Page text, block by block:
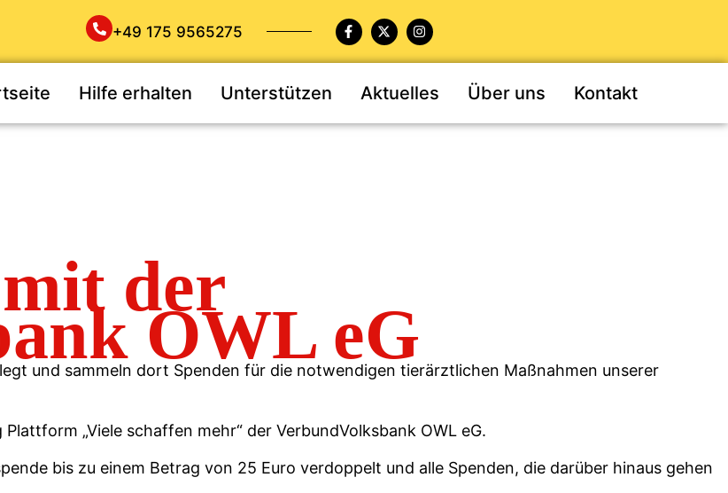
+49 175 9565275
Hilfe erhalten Unterstützen Aktuelles Über uns Kontakt
der
OWL eG
und sammeln dort Spenden für die notwendigen tierärztlichen Maßnahmen unserer
„Viele schaffen mehr“ der VerbundVolksbank OWL eG.
bis zu einem Betrag von 25 Euro verdoppelt und alle Spenden, die darüber hinaus gehen